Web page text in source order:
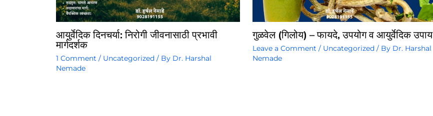
आयुर्वेदिक दिनचर्या: निरोगी जीवनासाठी प्रभावी
मार्गदर्शक
1 Comment / Uncategorized / By Dr. Harshal
Nemade
गुळवेल (गिलोय) – फायदे, उपयोग व आयुर्वेदिक उपाय
Leave a Comment / Uncategorized/ By Dr. Harshal
Nemade